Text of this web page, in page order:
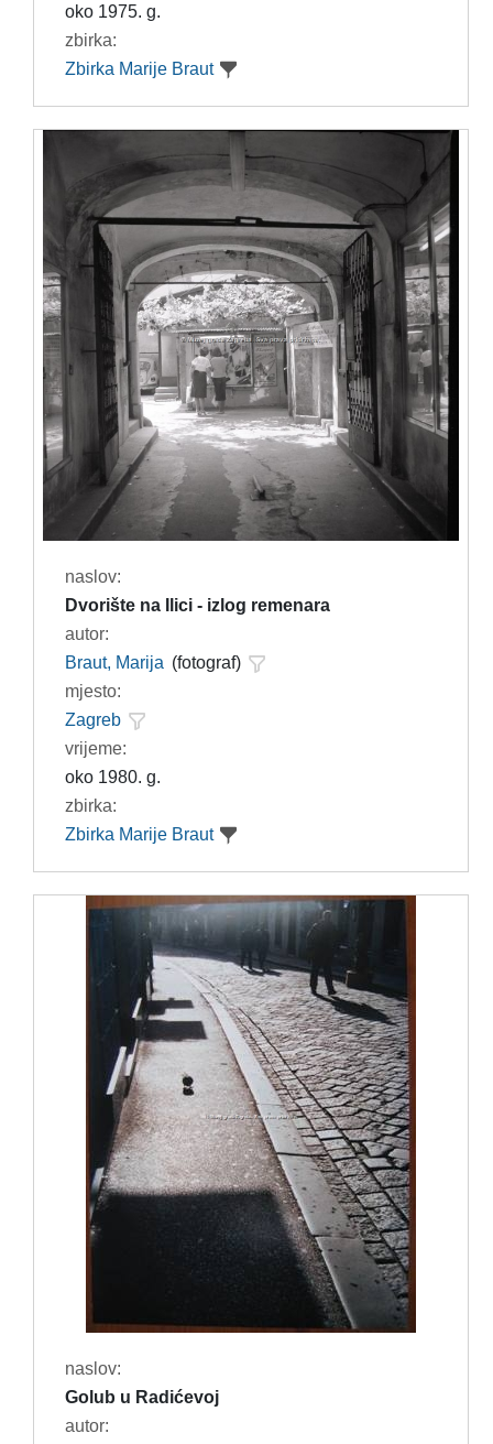
oko 1975. g.
zbirka:
Zbirka Marije Braut
naslov:
Dvorište na Ilici - izlog remenara
autor:
Braut, Marija (fotograf)
mjesto:
Zagreb
vrijeme:
oko 1980. g.
zbirka:
Zbirka Marije Braut
naslov:
Golub u Radićevoj
autor: